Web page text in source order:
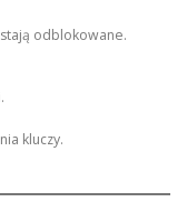
odblokowane.
kluczy.